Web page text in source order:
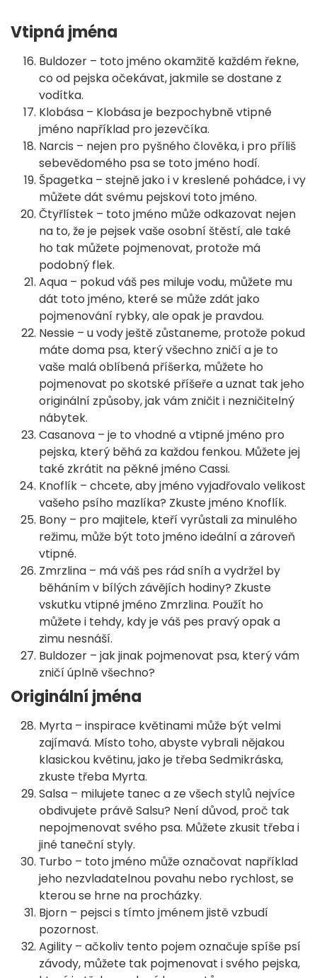
Vtipná jména
Buldozer – toto jméno okamžitě každém řekne,
co od pejska očekávat, jakmile se dostane z
vodítka.
Klobása – Klobása je bezpochybně vtipné
jméno například pro jezevčíka.
Narcis – nejen pro pyšného člověka, i pro příliš
sebevědomého psa se toto jméno hodí.
Špagetka – stejně jako i v kreslené pohádce, i vy
můžete dát svému pejskovi toto jméno.
Čtyřlístek – toto jméno může odkazovat nejen
na to, že je pejsek vaše osobní štěstí, ale také
ho tak můžete pojmenovat, protože má
podobný flek.
Aqua – pokud váš pes miluje vodu, můžete mu
dát toto jméno, které se může zdát jako
pojmenování rybky, ale opak je pravdou.
Nessie – u vody ještě zůstaneme, protože pokud
máte doma psa, který všechno zničí a je to
vaše malá oblíbená příšerka, můžete ho
pojmenovat po skotské příšeře a uznat tak jeho
originální způsoby, jak vám zničit i nezničitelný
nábytek.
Casanova – je to vhodné a vtipné jméno pro
pejska, který běhá za každou fenkou. Můžete jej
také zkrátit na pěkné jméno Cassi.
Knoflík – chcete, aby jméno vyjadřovalo velikost
vašeho psího mazlíka? Zkuste jméno Knoflík.
Bony – pro majitele, kteří vyrůstali za minulého
režimu, může být toto jméno ideální a zároveň
vtipné.
Zmrzlina – má váš pes rád sníh a vydržel by
běháním v bílých závějích hodiny? Zkuste
vskutku vtipné jméno Zmrzlina. Použít ho
můžete i tehdy, kdy je váš pes pravý opak a
zimu nesnáší.
Buldozer – jak jinak pojmenovat psa, který vám
zničí úplně všechno?
Originální jména
Myrta – inspirace květinami může být velmi
zajímavá. Místo toho, abyste vybrali nějakou
klasickou květinu, jako je třeba Sedmikráska,
zkuste třeba Myrta.
Salsa – milujete tanec a ze všech stylů nejvíce
obdivujete právě Salsu? Není důvod, proč tak
nepojmenovat svého psa. Můžete zkusit třeba i
jiné taneční styly.
Turbo – toto jméno může označovat například
jeho nezvladatelnou povahu nebo rychlost, se
kterou se hrne na procházky.
Bjorn – pejsci s tímto jménem jistě vzbudí
pozornost.
Agility – ačkoliv tento pojem označuje spíše psí
závody, můžete tak pojmenovat i svého pejska,